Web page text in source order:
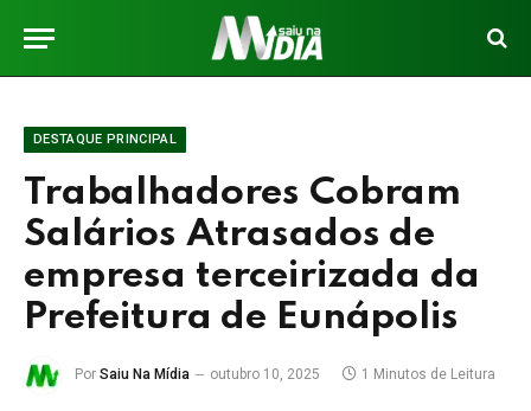
DESTAQUE PRINCIPAL
Trabalhadores Cobram
Salários Atrasados de
empresa terceirizada da
Prefeitura de Eunápolis
Por Saiu Na Mídia outubro 10, 2025 1 Minutos de Leitura